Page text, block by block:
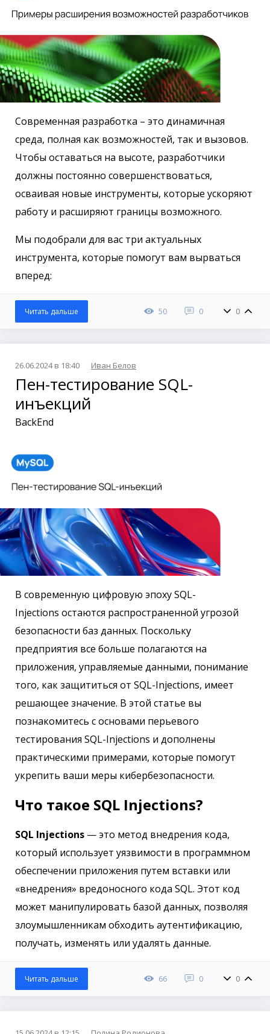
Современная разработка – это динамичная
среда, полная как возможностей, так и вызовов.
Чтобы оставаться на высоте, разработчики
должны постоянно совершенствоваться,
осваивая новые инструменты, которые ускоряют
работу и расширяют границы возможного.
Мы подобрали для вас три актуальных
инструмента, которые помогут вам вырваться
вперед:
50 0 0
Читать дальше
26.06.2024 в 18:40 Иван Белов
Пен-тестирование SQL-
инъекций
BackEnd
В современную цифровую эпоху SQL-
Injections остаются распространенной угрозой
безопасности баз данных. Поскольку
предприятия все больше полагаются на
приложения, управляемые данными, понимание
того, как защититься от SQL-Injections, имеет
решающее значение. В этой статье вы
познакомитесь с основами перьевого
тестирования SQL-Injections и дополнены
практическими примерами, которые помогут
укрепить ваши меры кибербезопасности.
Что такое SQL Injections?
SQL Injections — это метод внедрения кода,
который использует уязвимости в программном
обеспечении приложения путем вставки или
«внедрения» вредоносного кода SQL. Этот код
может манипулировать базой данных, позволяя
злоумышленникам обходить аутентификацию,
получать, изменять или удалять данные.
66 0 0
Читать дальше